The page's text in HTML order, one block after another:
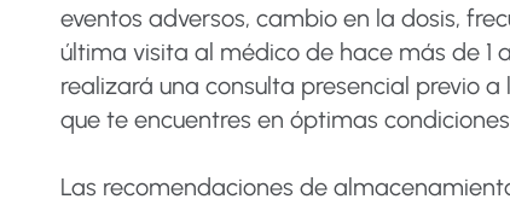
eventos adversos, cambio en la dosis,
última visita al médico de hace más de 1
realizará una consulta presencial previo
que te encuentres en óptimas
​Las recomendaciones de